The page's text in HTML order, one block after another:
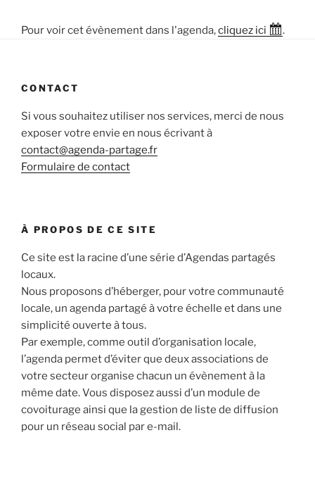
Pour voir cet évènement dans l'agenda,cliquez ici .
CONTACT
Si vous souhaitez utiliser nos services, merci de nous
exposer votre envie en nous écrivant à
contact@agenda-partage.fr
Formulaire de contact
À PROPOS DE CE SITE
Ce site est la racine d’une série d’Agendas partagés
locaux.
Nous proposons d’héberger, pour votre communauté
locale, un agenda partagé à votre échelle et dans une
simplicité ouverte à tous.
Par exemple, comme outil d’organisation locale,
l’agenda permet d’éviter que deux associations de
votre secteur organise chacun un évènement à la
même date. Vous disposez aussi d’un module de
covoiturage ainsi que la gestion de liste de diffusion
pour un réseau social par e-mail.